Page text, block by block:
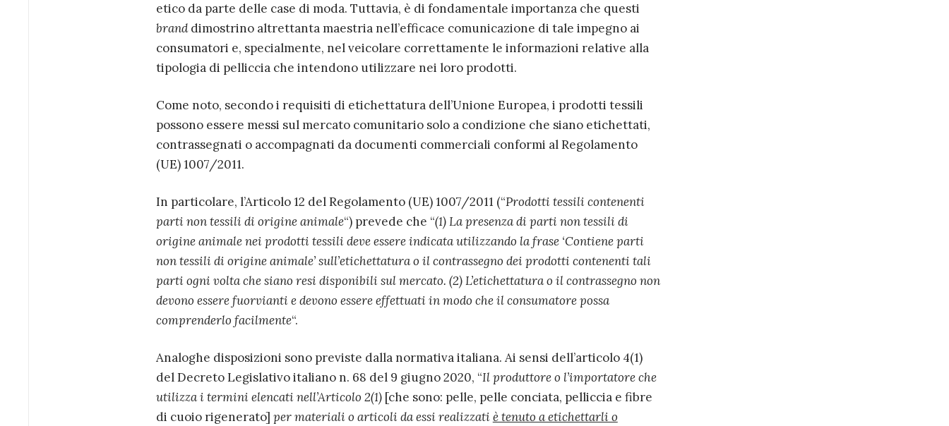
etico da parte delle case di moda. Tuttavia, è di fondamentale importanza che questi
branddimostrino altrettanta maestria nell’efficace comunicazione di tale impegno ai
consumatori e, specialmente, nel veicolare correttamente le informazioni relative alla
tipologia di pelliccia che intendono utilizzare nei loro prodotti.
Come noto, secondo i requisiti di etichettatura dell’Unione Europea, i prodotti tessili
possono essere messi sul mercato comunitario solo a condizione che siano etichettati,
contrassegnati o accompagnati da documenti commerciali conformi al Regolamento
(UE) 1007/2011.
In particolare, l’Articolo 12 del Regolamento (UE) 1007/2011 (“Prodotti tessili contenenti
parti non tessili di origine animale“) prevede che “(1) La presenza di parti non tessili di
origine animale nei prodotti tessili deve essere indicata utilizzando la frase ‘Contiene parti
non tessili di origine animale’ sull’etichettatura o il contrassegno dei prodotti contenenti tali
parti ogni volta che siano resi disponibili sul mercato. (2) L’etichettatura o il contrassegno non
devono essere fuorvianti e devono essere effettuati in modo che il consumatore possa
comprenderlo facilmente“.
Analoghe disposizioni sono previste dalla normativa italiana. Ai sensi dell’articolo 4(1)
del Decreto Legislativo italiano n. 68 del 9 giugno 2020, “Il produttore o l’importatore che
utilizza i termini elencati nell’Articolo 2(1)[che sono: pelle, pelle conciata, pelliccia e fibre
di cuoio rigenerato] per materiali o articoli da essi realizzati è tenuto a etichettarli o